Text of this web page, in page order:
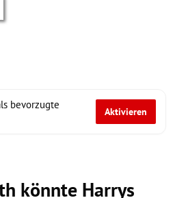
bevorzugte
Aktivieren
könnte Harrys